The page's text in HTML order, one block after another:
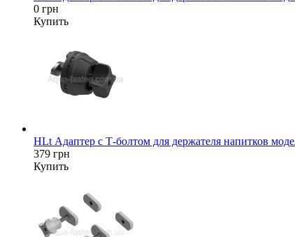
0 грн
Купить
HLt Адаптер c Т-болтом для держателя напитков
379 грн
Купить